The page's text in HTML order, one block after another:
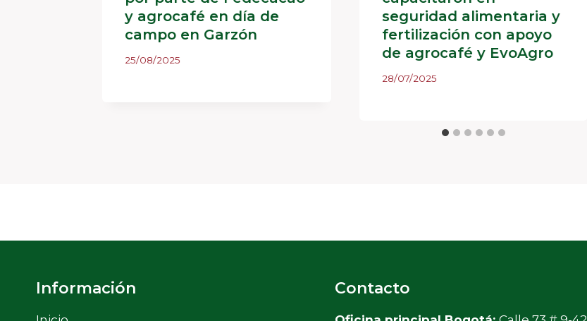
y agrocafé en día de
campo en Garzón
25/08/2025
seguridad alimentaria y
fertilización con apoyo
de agrocafé y EvoAgro
28/07/2025
Información Contacto